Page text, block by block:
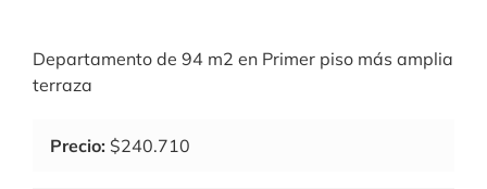
Departamento de 94 m2 en Primer piso más amplia
terraza
Precio: $240.710